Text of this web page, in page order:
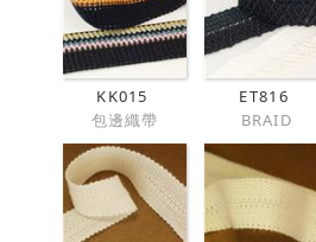
KK015
包邊織帶
ET816
BRAID